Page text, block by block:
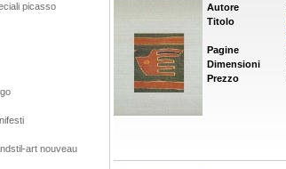
picasso
art nouveau
Autore
Titolo
Pagine
Dimensioni
Prezzo